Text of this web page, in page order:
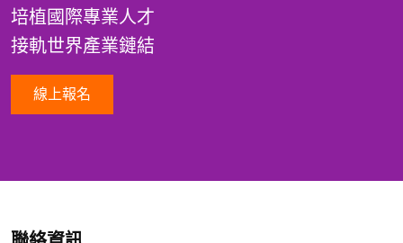
培植國際專業人才
接軌世界產業鏈結
線上報名